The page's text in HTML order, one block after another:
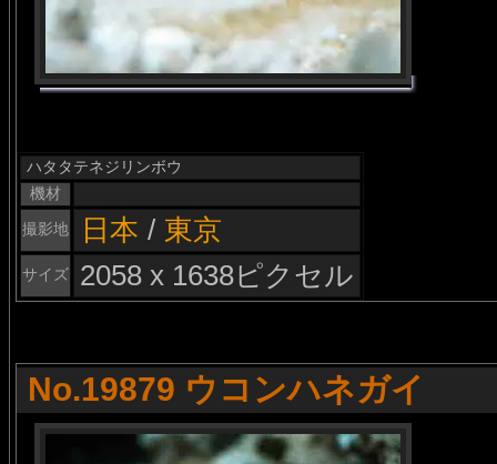
ハタタテネジリンボウ
機材
撮影地
日本 / 東京
サイズ 2058 x 1638ピクセル
No.19879 ウコンハネガイ